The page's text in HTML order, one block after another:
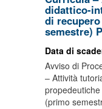
didattico-
di recupero
semestre)
Data di
Avviso di
– Attività
(primo